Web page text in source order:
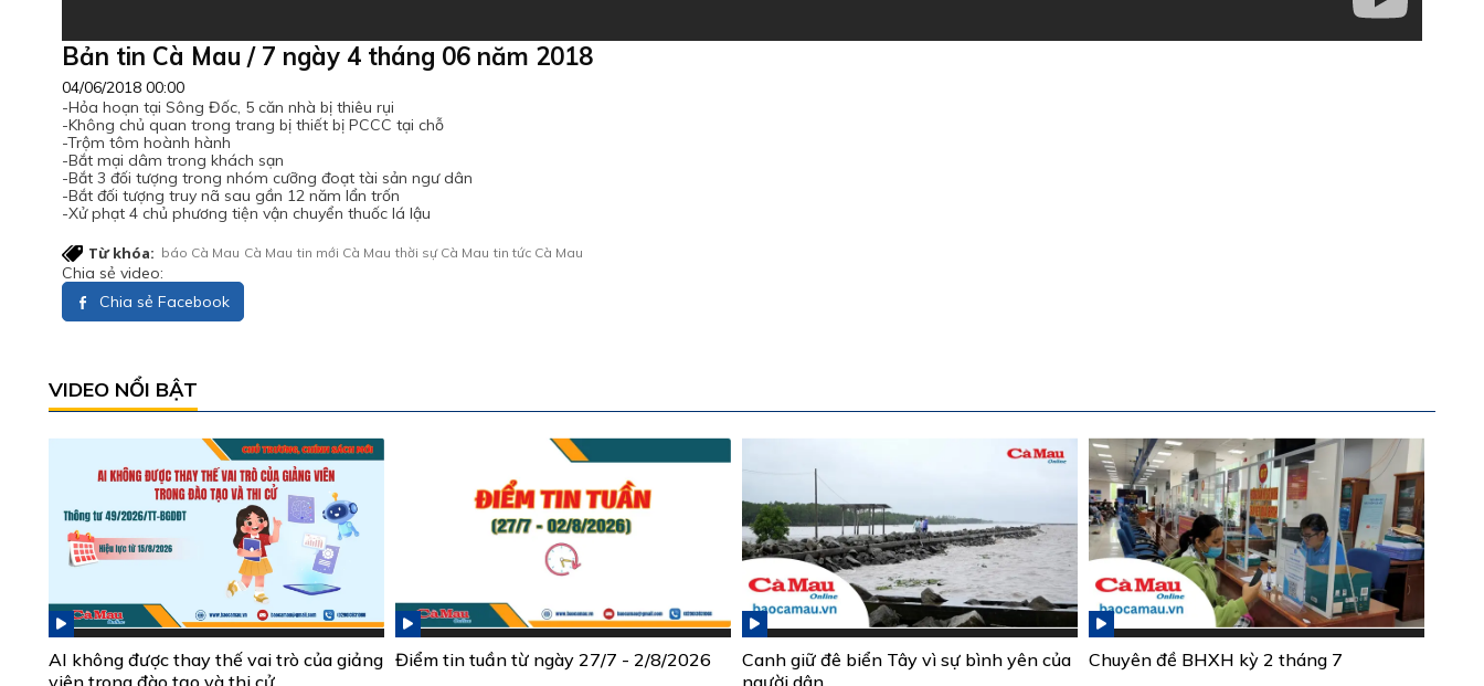
Bản tin Cà Mau / 7 ngày 4 tháng 06 năm 2018
04/06/2018 00:00
-Hỏa hoạn tại Sông Đốc, 5 căn nhà bị thiêu rụi
-Không chủ quan trong trang bị thiết bị PCCC tại chỗ
-Trộm tôm hoành hành
-Bắt mại dâm trong khách sạn
-Bắt 3 đối tượng trong nhóm cưỡng đoạt tài sản ngư dân
-Bắt đối tượng truy nã sau gần 12 năm lẩn trốn
-Xử phạt 4 chủ phương tiện vận chuyển thuốc lá lậu
Từ khóa: báo Cà Mau Cà Mau tin mới Cà Mau thời sự Cà Mau tin tức Cà Mau
Chia sẻ video:
Chia sẻ Facebook
VIDEO NỔI BẬT
AI không được thay thế vai trò của giảng Điểm tin tuần từ ngày 27/7 - 2/8/2026
Canh giữ đê biển Tây vì sự bình yên của
Chuyên đề BHXH kỳ 2 tháng 7